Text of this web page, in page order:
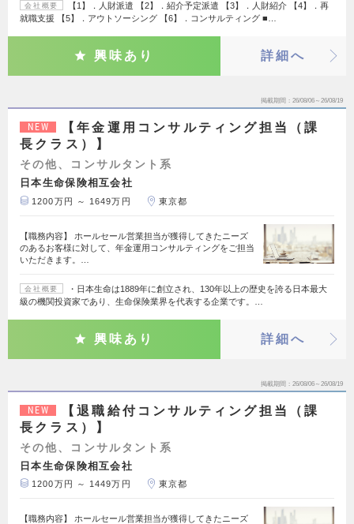
会社概要
【1】．人財派遣 【2】．紹介予定派遣 【3】．人財紹介 【4】．再
就職支援 【5】．アウトソーシング 【6】．コンサルティング ■…
興味あり 詳細へ
掲載期間 26/08/06～26/08/19
NEW
【年金運用コンサルティング担当（課
長クラス）】
その他、コンサルタント系
日本生命保険相互会社
1200万円 ～ 1649万円 東京都
【職務内容】 ホールセール営業担当が獲得してきたニーズ
のあるお客様に対して、年金運用コンサルティングをご担当
いただきます。…
会社概要
・日本生命は1889年に創立され、130年以上の歴史を誇る日本最大
級の機関投資家であり、生命保険業界を代表する企業です。…
興味あり 詳細へ
掲載期間 26/08/06～26/08/19
NEW
【退職給付コンサルティング担当（課
長クラス）】
その他、コンサルタント系
日本生命保険相互会社
1200万円 ～ 1449万円 東京都
【職務内容】 ホールセール営業担当が獲得してきたニーズ